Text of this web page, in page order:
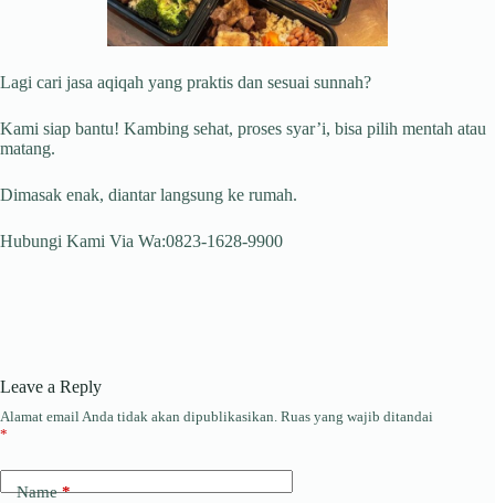
Lagi cari jasa aqiqah yang praktis dan sesuai sunnah?
Kami siap bantu! Kambing sehat, proses syar’i, bisa pilih mentah atau
matang.
Dimasak enak, diantar langsung ke rumah.
Hubungi Kami Via Wa:0823-1628-9900
Leave a Reply
Alamat email Anda tidak akan dipublikasikan. Ruas yang wajib ditandai
*
Name*